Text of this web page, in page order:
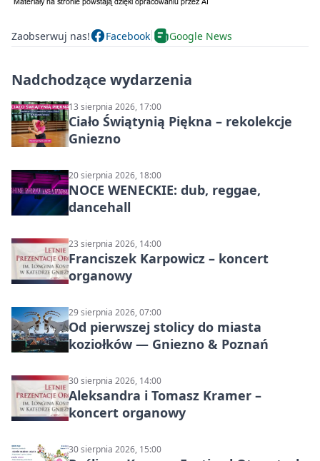
Zaobserwuj nas! Facebook Google News
Nadchodzące wydarzenia
13 sierpnia 2026, 17:00
Ciało Świątynią Piękna – rekolekcje
Gniezno
20 sierpnia 2026, 18:00
NOCE WENECKIE: dub, reggae,
dancehall
23 sierpnia 2026, 14:00
Franciszek Karpowicz – koncert
organowy
29 sierpnia 2026, 07:00
Od pierwszej stolicy do miasta
koziołków — Gniezno & Poznań
30 sierpnia 2026, 14:00
Aleksandra i Tomasz Kramer –
koncert organowy
30 sierpnia 2026, 15:00